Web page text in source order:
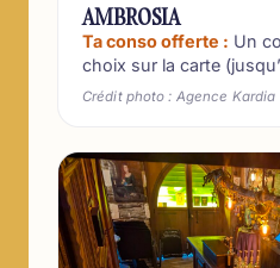
AMBROSIA
Ta conso offerte : Un
choix sur la carte
Crédit photo : Agence Kardia